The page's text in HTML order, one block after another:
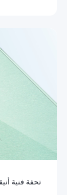
تحفة فنية